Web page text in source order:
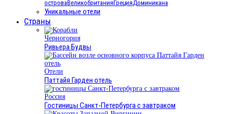
островаВеликобританияГрецияДоминикана
Уникальные отели
Страны
Черногория
Ривьера Будвы
Отели
Паттайя Гарден отель
Россия
Гостиницы Санкт-Петербурга с завтраком